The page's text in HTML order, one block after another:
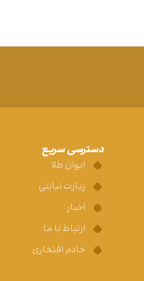
دسترسی سریع
ایوان طلا
زیارت نیابتی
اخبار
ارتباط با ما
خادم افتخاری